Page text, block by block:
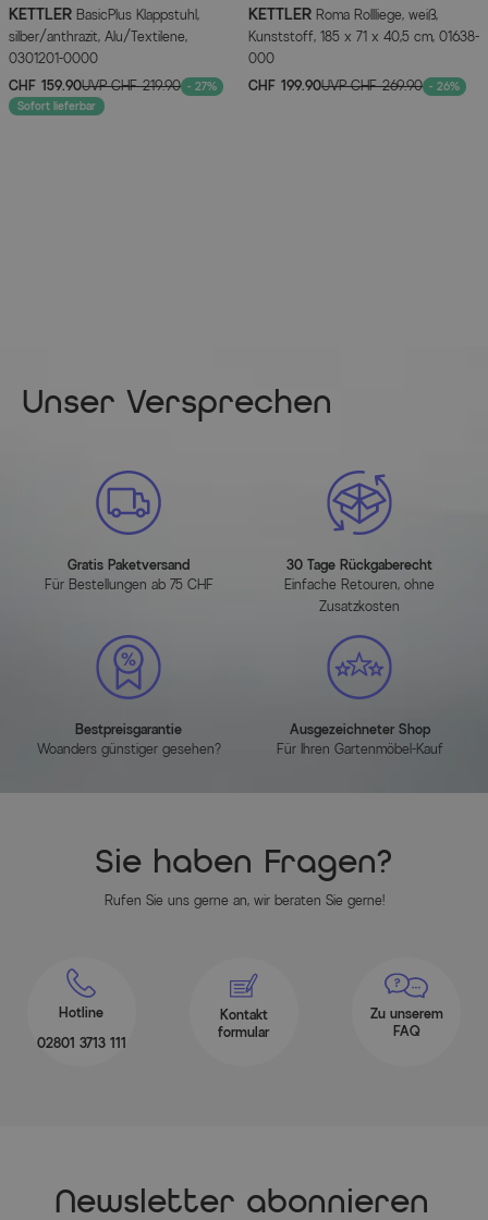
gerade von Loch zu Loch gemessen: ca. 113 mm
diagonal von Loch zu Loch gemessen: ca. 160 mm
Länge (cm)
Höhe (cm)
Hauptfarbe Schwarz
Montageanleitung
HERUNTERLADEN (PDF)
Herstellerinformationen
MEHR INFOS HIER
KETTLER BasicPlus Klappstuhl,
silber/anthrazit, Alu/Textilene,
0301201-0000
CHF 159.90UVPCHF 219.90 - 27%
Sofort lieferbar
KETTLER Roma Rollliege, weiß,
Kunststoff, 185 x 71 x 40,5 cm, 01638-
000
CHF 199.90UVPCHF 269.90 - 26%
Unser Versprechen
Gratis Paketversand
Für Bestellungen ab 75 CHF
30 Tage Rückgaberecht
Einfache Retouren, ohne
Zusatzkosten
Bestpreisgarantie
Woanders günstiger gesehen?
Ausgezeichneter Shop
Für Ihren Gartenmöbel-Kauf
Sie haben Fragen?
Rufen Sie uns gerne an, wir beraten Sie gerne!
Hotline
02801 3713 111
Kontakt
formular
Zu unserem
FAQ
Newsletter abonnieren